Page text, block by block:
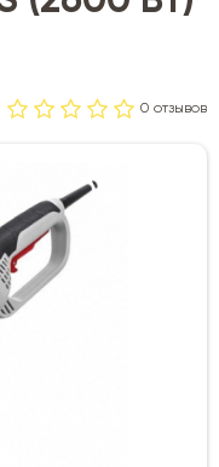
0 отзывов